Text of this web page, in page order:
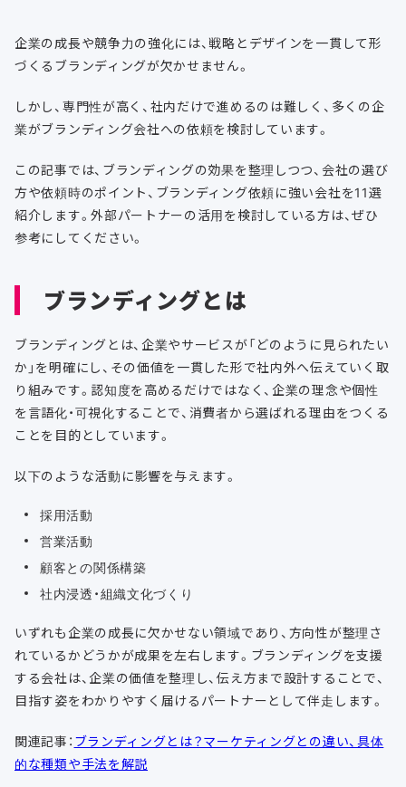
企業の成長や競争力の強化には、戦略とデザインを一貫して形
づくるブランディングが欠かせません。
しかし、専門性が高く、社内だけで進めるのは難しく、多くの企
業がブランディング会社への依頼を検討しています。
この記事では、ブランディングの効果を整理しつつ、会社の選び
方や依頼時のポイント、ブランディング依頼に強い会社を11選
紹介します。外部パートナーの活用を検討している方は、ぜひ
参考にしてください。
ブランディングとは
ブランディングとは、企業やサービスが「どのように見られたい
か」を明確にし、その価値を一貫した形で社内外へ伝えていく取
り組みです。認知度を高めるだけではなく、企業の理念や個性
を言語化・可視化することで、消費者から選ばれる理由をつくる
ことを目的としています。
以下のような活動に影響を与えます。
採用活動
営業活動
顧客との関係構築
社内浸透・組織文化づくり
いずれも企業の成長に欠かせない領域であり、方向性が整理さ
れているかどうかが成果を左右します。ブランディングを支援
する会社は、企業の価値を整理し、伝え方まで設計することで、
目指す姿をわかりやすく届けるパートナーとして伴走します。
関連記事： ブランディングとは？マーケティングとの違い、具体
的な種類や手法を解説